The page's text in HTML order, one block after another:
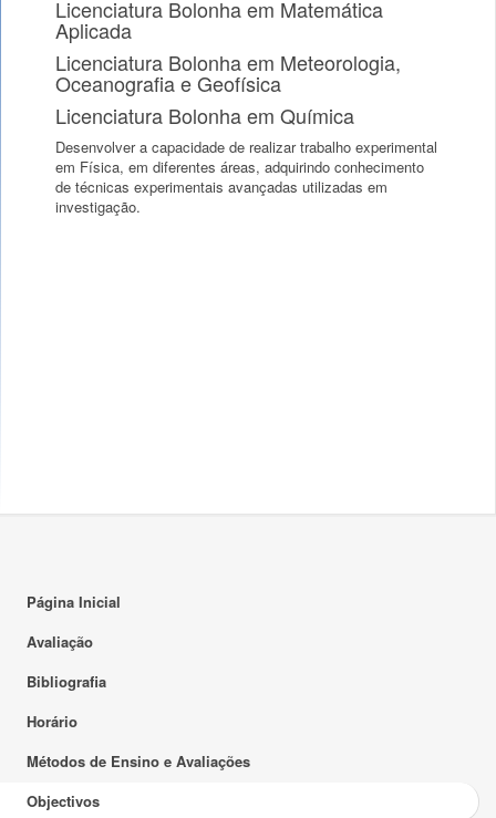
Licenciatura Bolonha em Matemática
Aplicada
Licenciatura Bolonha em Meteorologia,
Oceanografia e Geofísica
Licenciatura Bolonha em Química
Desenvolver a capacidade de realizar trabalho experimental
em Física, em diferentes áreas, adquirindo conhecimento
de técnicas experimentais avançadas utilizadas em
investigação.
Página Inicial
Avaliação
Bibliografia
Horário
Métodos de Ensino e Avaliações
Objectivos